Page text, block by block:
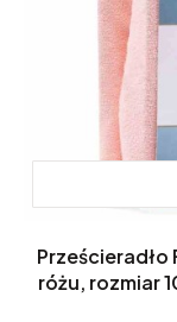
różu, rozmiar